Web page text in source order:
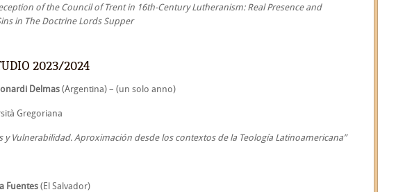
of the Council of Trent in 16th-Century Lutheranism: Real Presence and
in The Doctrine Lords Supper
2023/2024
Delmas (Argentina) – (un solo anno)
Gregoriana
y Vulnerabilidad. Aproximación desde los contextos de la Teología Latinoamericana”
Fuentes(El Salvador)